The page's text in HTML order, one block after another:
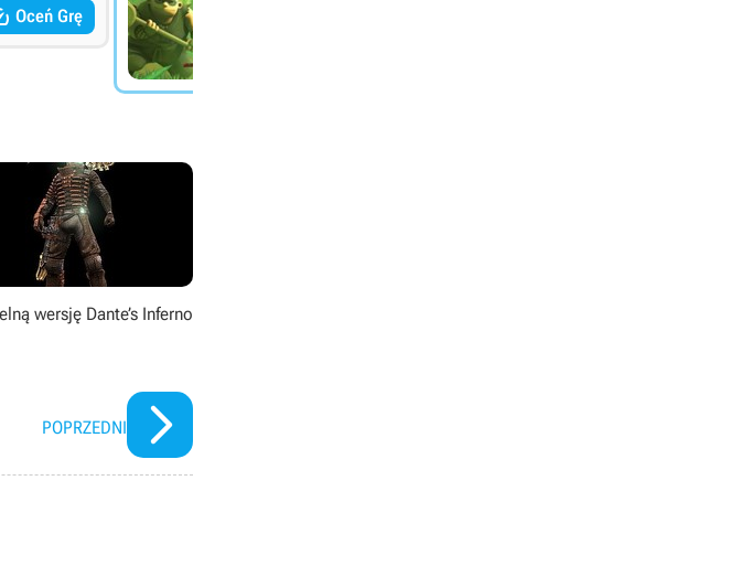
Oceń Grę
wersję Dante’s Inferno
POPRZEDNI